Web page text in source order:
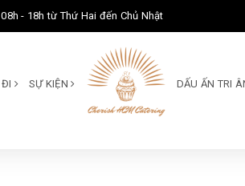
08h - 18h từ Thứ Hai đến Chủ Nhật
ĐI SỰ KIỆN DẤU ẤN TRI